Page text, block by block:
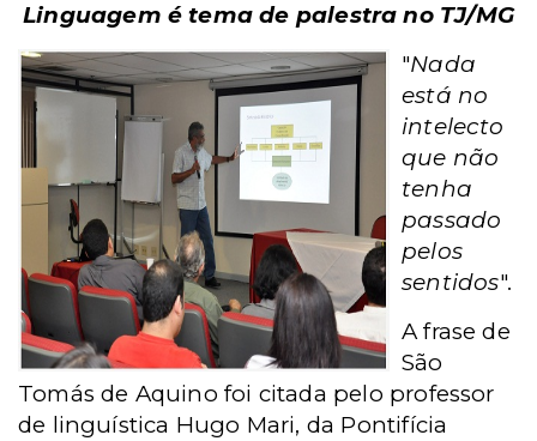
Linguagem é tema de palestra no TJ/MG
"Nada
está no
intelecto
que não
tenha
passado
pelos
sentidos".
A frase de
São
Tomás de Aquino foi citada pelo professor
de linguística Hugo Mari, da Pontifícia